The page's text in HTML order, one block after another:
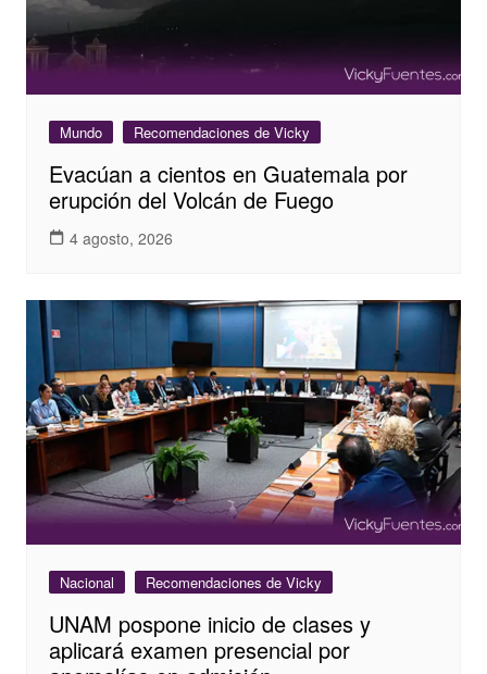
Mundo Recomendaciones de Vicky
Evacúan a cientos en Guatemala por
erupción del Volcán de Fuego
4 agosto, 2026
Nacional Recomendaciones de Vicky
UNAM pospone inicio de clases y
aplicará examen presencial por